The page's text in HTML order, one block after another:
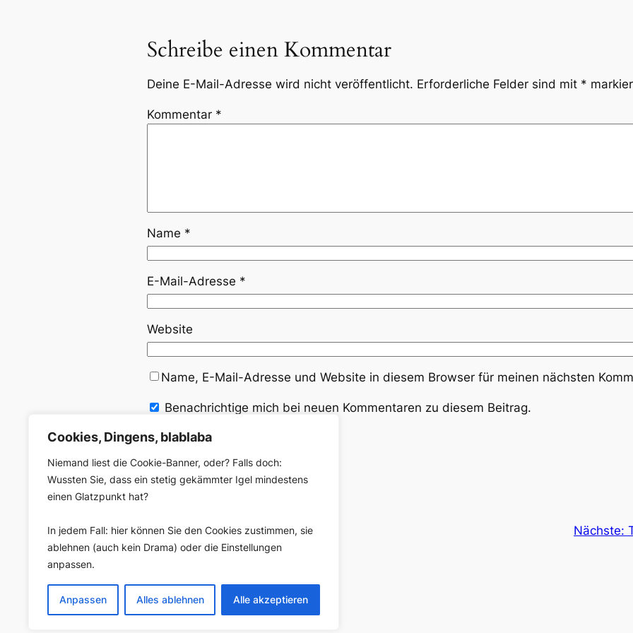
Cookies, Dingens, blablaba
Niemand liest die Cookie-Banner, oder? Falls doch:
Wussten Sie, dass ein stetig gekämmter Igel mindestens
einen Glatzpunkt hat?
In jedem Fall: hier können Sie den Cookies zustimmen, sie
ablehnen (auch kein Drama) oder die Einstellungen
anpassen.
Anpassen Alles ablehnen Alle akzeptieren
Schreibe einen Kommentar
Deine E-Mail-Adresse wird nicht veröffentlicht. Erforderliche Felder sind mit *
Kommentar *
Name *
E-Mail-Adresse *
Website
Name, E-Mail-Adresse und Website in diesem Browser für meinen nächsten
Benachrichtige mich bei neuen Kommentaren zu diesem Beitrag.
← Vorherige:Testfahrt im Alpha Nächste: